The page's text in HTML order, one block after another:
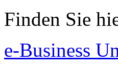
Finden Sie
e-Business